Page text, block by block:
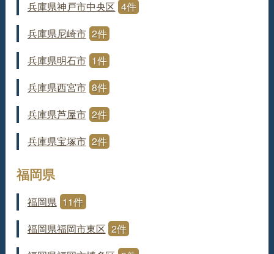
兵庫県神戸市中央区 4件
兵庫県尼崎市 2件
兵庫県明石市 1件
兵庫県西宮市 8件
兵庫県芦屋市 2件
兵庫県宝塚市 2件
福岡県
福岡県 11件
福岡県福岡市東区 2件